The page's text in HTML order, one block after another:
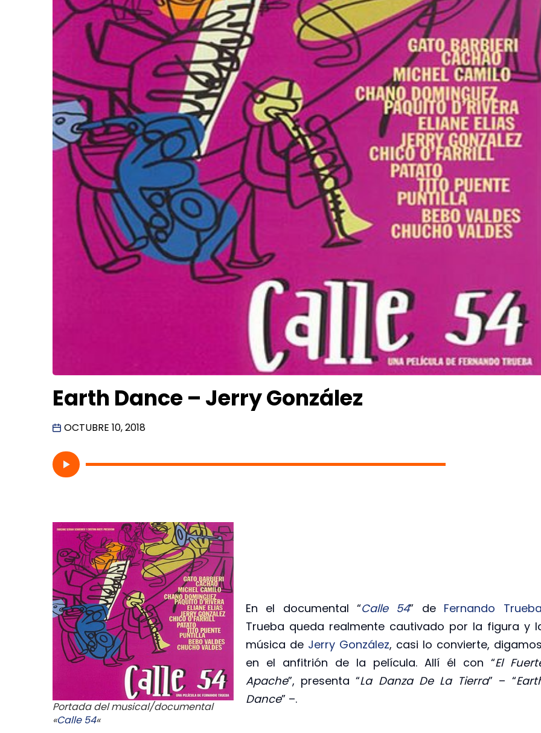
Earth Dance – Jerry González
OCTUBRE 10, 2018
Portada del musical/documental
«Calle 54«
En el documental “Calle 54” de Fernando Trueba
Trueba queda realmente cautivado por la figura y
música de Jerry González, casi lo convierte,
en el anfitrión de la película. Allí él con “El
Apache”, presenta “La Danza De La Tierra” – “
Dance” –.